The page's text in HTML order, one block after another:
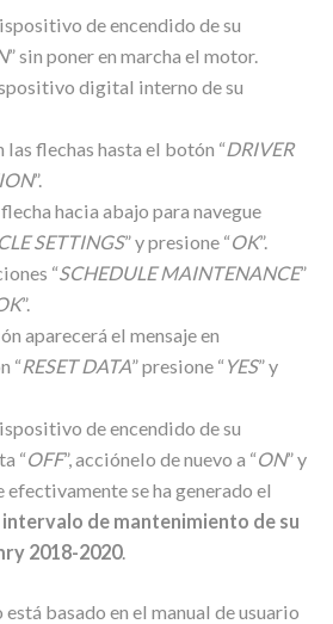
de encendido de su
” sin poner en marcha el motor.
digital interno de su
las flechas hasta el botón “DRIVER
”.
hacia abajo para navegue
SETTINGS” y presione “OK”.
“SCHEDULE MAINTENANCE”
”.
aparecerá el mensaje en
“RESET DATA” presione “YES” y
de encendido de su
“OFF”, acciónelo de nuevo a “ON” y
efectivamente se ha generado el
de mantenimiento de su
2018-2020.
basado en el manual de usuario